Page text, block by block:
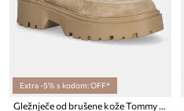
Extra -5% s kodom: OFF*